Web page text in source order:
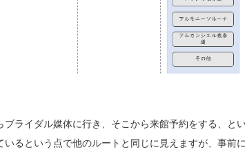
ライダル媒体に行き、そこから来館予約をする、と
るという点で他のルートと同じに見えますが、事前